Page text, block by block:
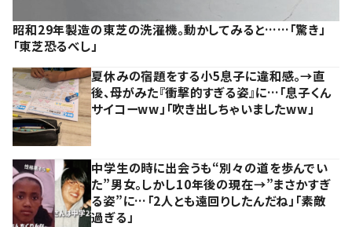
昭和29年製造の東芝の洗濯機。動かしてみると……「驚き」
「東芝恐るべし」
夏休みの宿題をする小5息子に違和感。→直
後、母がみた『衝撃的すぎる姿』に…「息子くん
サイコーww」「吹き出しちゃいましたww」
中学生の時に出会うも“別々の道を歩んでい
た”男女。しかし10年後の現在→”まさかすぎ
る姿”に…「2人とも遠回りしたんだね」「素敵
過ぎる」